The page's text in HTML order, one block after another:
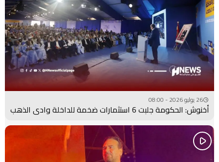
26 يوليو 2026 - 08:00
أخنوش: الحكومة جلبت 6 استثمارات ضخمة للداخلة وادي الذهب